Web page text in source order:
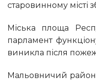
старовинному місті
Міська площа Республіки побудована відповідно до величних французьких традицій. Хоча бретонський
парламент
виникла після
Мальовничий район Jle Ліс, на щастя, уцілів і став серцем старого міста. Збереглися римські оборонні споруди ІІІ